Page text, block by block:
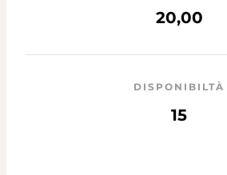
20,00
DISPONIBILTÀ
15